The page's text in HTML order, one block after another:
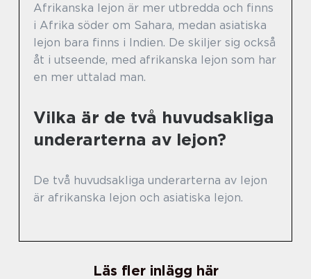
Afrikanska lejon är mer utbredda och finns
i Afrika söder om Sahara, medan asiatiska
lejon bara finns i Indien. De skiljer sig också
åt i utseende, med afrikanska lejon som har
en mer uttalad man.
Vilka är de två huvudsakliga
underarterna av lejon?
De två huvudsakliga underarterna av lejon
är afrikanska lejon och asiatiska lejon.
Läs fler inlägg här